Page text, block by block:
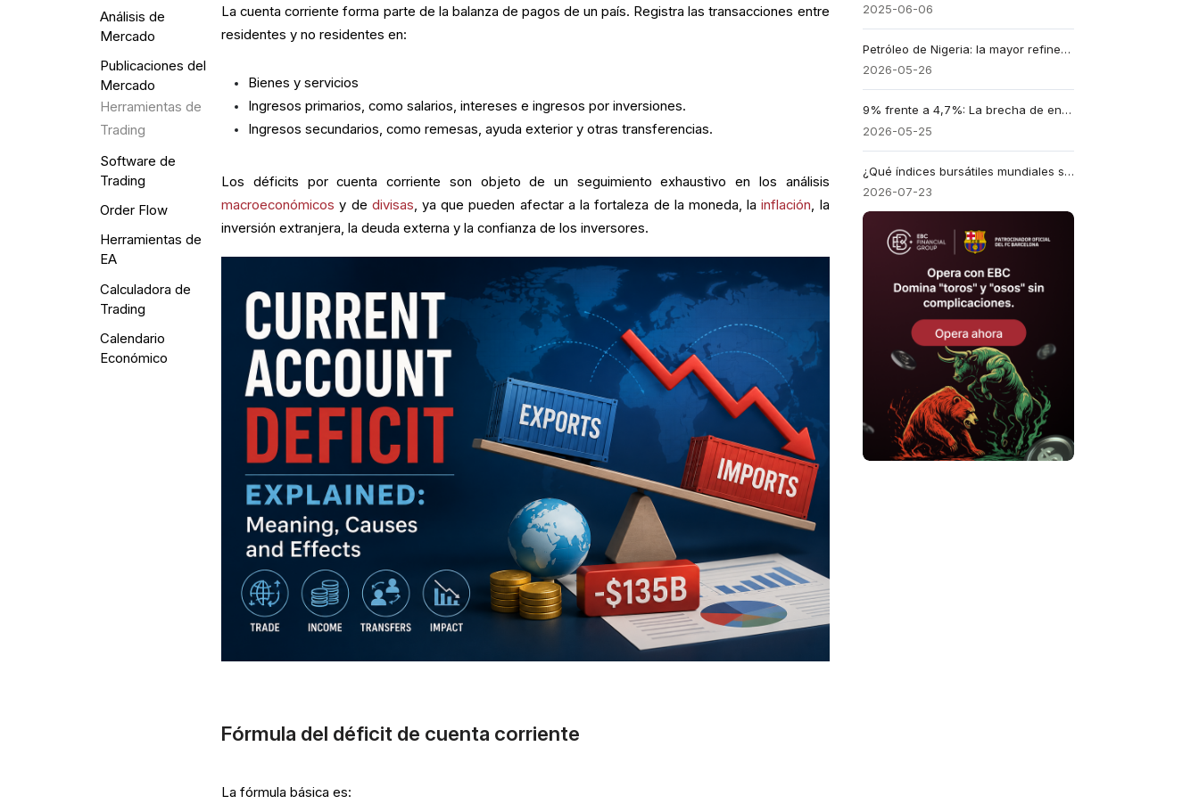
Análisis de
Mercado
Publicaciones del
Mercado
Herramientas de
Trading
Software de
Trading
Order Flow
Herramientas de
EA
Calculadora de
Trading
Calendario
Económico
La cuenta corriente forma parte de la balanza de pagos de un país. Registra las transacciones entre
residentes y no residentes en:
Bienes y servicios
Ingresos primarios, como salarios, intereses e ingresos por inversiones.
Ingresos secundarios, como remesas, ayuda exterior y otras transferencias.
Los déficits por cuenta corriente son objeto de un seguimiento exhaustivo en los análisis
macroeconómicos y de divisas, ya que pueden afectar a la fortaleza de la moneda, lainflación, la
inversión extranjera, la deuda externa y la confianza de los inversores.
Fórmula del déficit de cuenta corriente
La fórmula básica es:
2025-06-06
Petróleo de Nigeria: la mayor refinería africana lo importa del exterior
2026-05-26
9% frente a 4,7%: La brecha de endeudamiento le cuesta a África $75.000M
2026-05-25
¿Qué índices bursátiles mundiales se benefician de los precios más altos del petróleo?
2026-07-23